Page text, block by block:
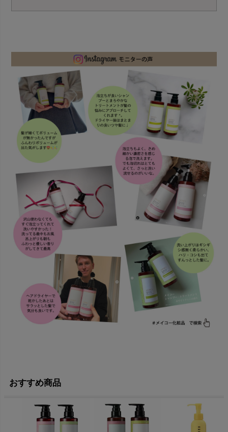
おすすめ商品